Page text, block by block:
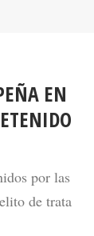
EN
por las
de trata